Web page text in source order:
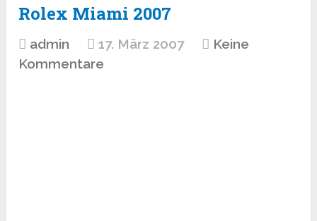
Rolex Miami 2007
admin 17. März 2007
Keine
Kommentare